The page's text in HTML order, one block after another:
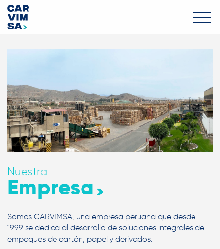
Nuestra
Empresa
Somos CARVIMSA, una empresa peruana que desde
1999 se dedica al desarrollo de soluciones integrales de
empaques de cartón, papel y derivados.